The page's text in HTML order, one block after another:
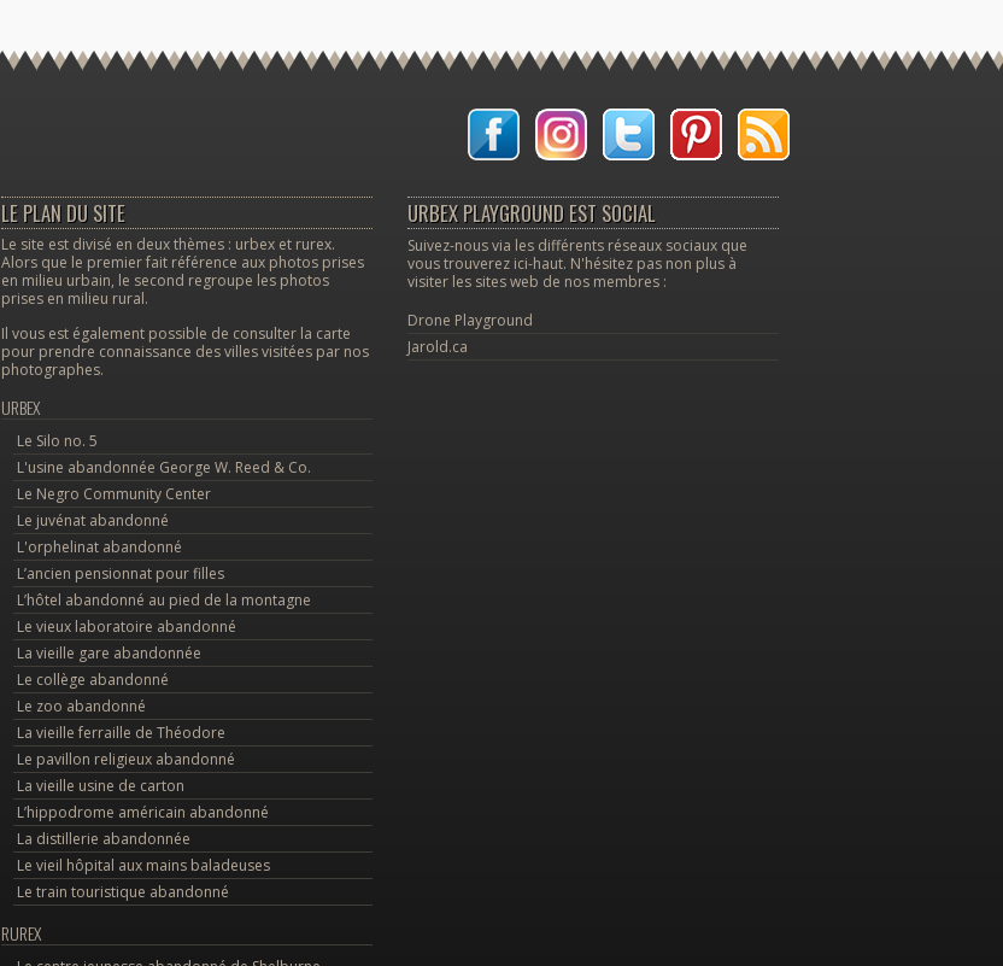
LE PLAN DU SITE
Le site est divisé en deux thèmes : urbex et rurex.
Alors que le premier fait référence aux photos prises
en milieu urbain, le second regroupe les photos
prises en milieu rural.
Il vous est également possible de consulter la carte
pour prendre connaissance des villes visitées par nos
photographes.
URBEX
Le Silo no. 5
L'usine abandonnée George W. Reed & Co.
Le Negro Community Center
Le juvénat abandonné
L'orphelinat abandonné
L’ancien pensionnat pour filles
L’hôtel abandonné au pied de la montagne
Le vieux laboratoire abandonné
La vieille gare abandonnée
Le collège abandonné
Le zoo abandonné
La vieille ferraille de Théodore
Le pavillon religieux abandonné
La vieille usine de carton
L’hippodrome américain abandonné
La distillerie abandonnée
Le vieil hôpital aux mains baladeuses
Le train touristique abandonné
RUREX
URBEX PLAYGROUND EST SOCIAL
Suivez-nous via les différents réseaux sociaux que
vous trouverez ici-haut. N'hésitez pas non plus à
visiter les sites web de nos membres :
Drone Playground
Jarold.ca